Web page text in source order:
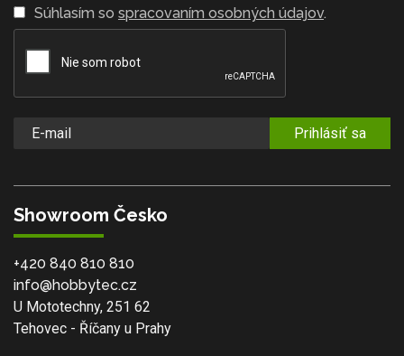
Súhlasím so spracovaním osobných údajov.
Prihlásiť sa
Showroom Česko
+420 840 810 810
info@hobbytec.cz
U Mototechny, 251 62
Tehovec - Říčany u Prahy